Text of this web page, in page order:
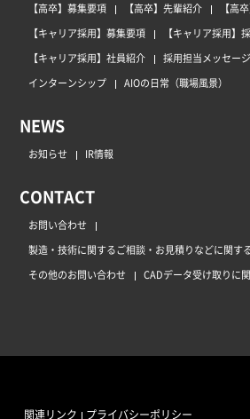
【高卒】募集要項
【高卒】先輩紹介
【高
【キャリア採用】募集要項
【キャリア採用】
【キャリア採用】社員紹介
採用担当メッセージ
インターンシップ
AIOの日常（職場風景）
NEWS
お知らせ IR情報
CONTACT
お問い合わせ
製造・技術に関するご相談・お見積りなどに関す
その他のお問い合わせ
CADデータ受け取りに
関連リンク プライバシーポリシー